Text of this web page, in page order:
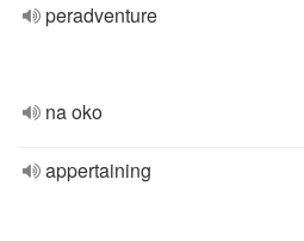
peradventure
na oko
appertaining